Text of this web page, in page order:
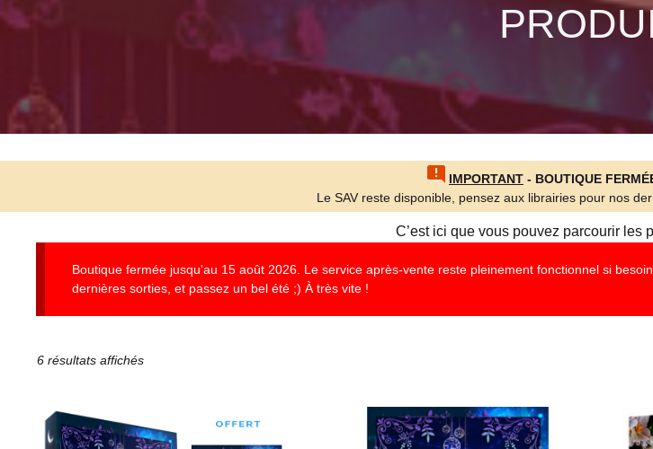
IMPORTANT - BOUTIQUE
Le SAV reste disponible, pensez aux librairies pour nos
C’est ici que vous pouvez parcourir les
Boutique fermée jusqu'au 15 août 2026. Le service après-vente reste pleinement fonctionnel si
dernières sorties, et passez un bel été ;) À très vite !
6 résultats affichés